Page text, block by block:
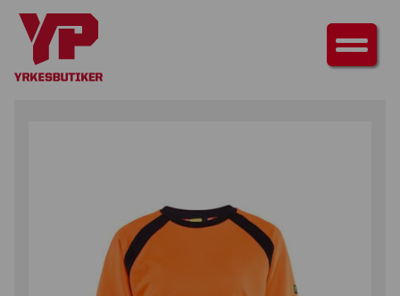
HEM ÖVERDELAR
/ LÅNGÄRMAD T-
SHIRT MULTINORM INHERENT DAM